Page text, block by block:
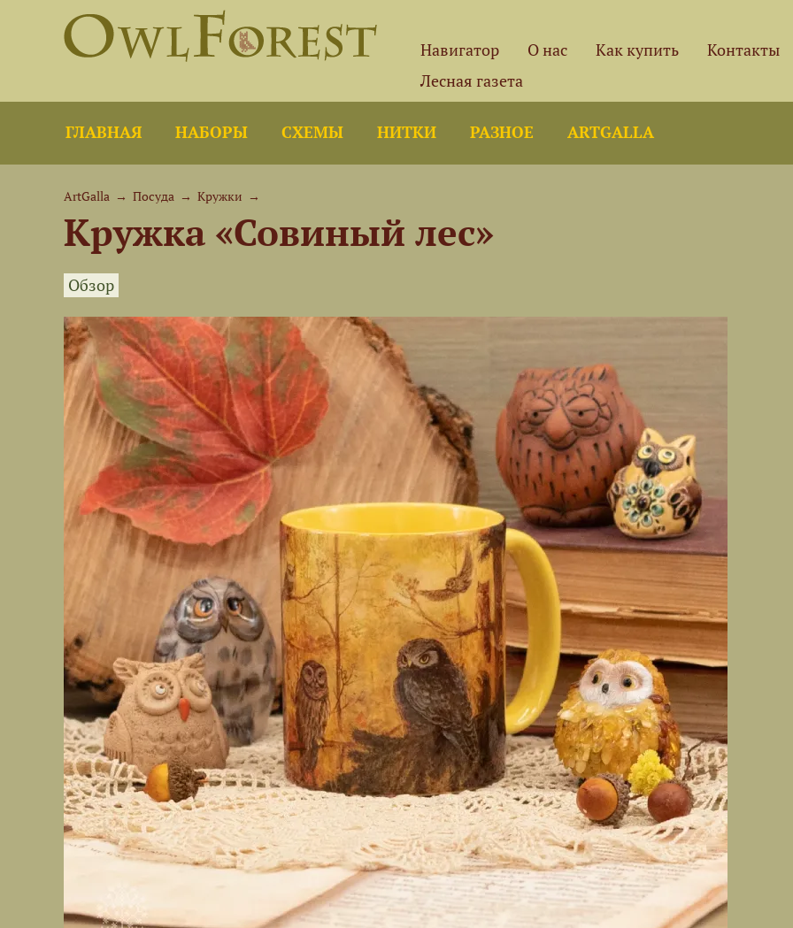
Навигатор О нас Как купить
Контакты
Лесная газета
ГЛАВНАЯ НАБОРЫ СХЕМЫ НИТКИ РАЗНОЕ ARTGALLA
ArtGalla → Посуда → Кружки →
Кружка «Совиный лес»
Обзор